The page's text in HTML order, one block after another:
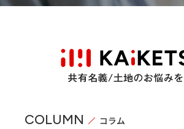
COLUMN コラム